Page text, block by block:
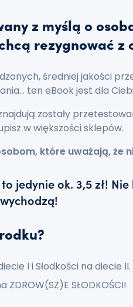
z myślą o
rezygnować z
średniej jakości
ten eBook jest dla
zostały
w większości sklepów.
które uważają, że
jedynie ok. 3,5 zł!
I i Słodkości na diecie II.
SŁODKOŚCI!